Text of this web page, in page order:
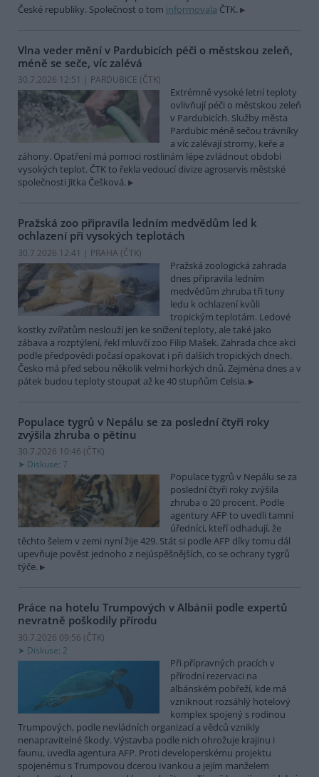
České republiky. Společnost o tom informovala ČTK.
Vlna veder mění v Pardubicích péči o městskou zeleň,
méně se seče, víc zalévá
30.7.2026 12:51 | PARDUBICE (ČTK)
Extrémně vysoké letní teploty
ovlivňují péči o městskou zeleň
v Pardubicích. Služby města
Pardubic méně sečou trávníky
a víc zalévají stromy, keře a
záhony. Opatření má pomoci rostlinám lépe zvládnout období
vysokých teplot. ČTK to řekla vedoucí divize agroservis městské
společnosti Jitka Češková.
Pražská zoo připravila ledním medvědům led k
ochlazení při vysokých teplotách
30.7.2026 12:41 | PRAHA (ČTK)
Pražská zoologická zahrada
dnes připravila ledním
medvědům zhruba tři tuny
ledu k ochlazení kvůli
tropickým teplotám. Ledové
kostky zvířatům neslouží jen ke snížení teploty, ale také jako
zábava a rozptýlení, řekl mluvčí zoo Filip Mašek. Zahrada chce akci
podle předpovědi počasí opakovat i při dalších tropických dnech.
Česko má před sebou několik velmi horkých dnů. Zejména dnes a v
pátek budou teploty stoupat až ke 40 stupňům Celsia.
Populace tygrů v Nepálu se za poslední čtyři roky
zvýšila zhruba o pětinu
30.7.2026 10:46 (ČTK)
Diskuse: 7
Populace tygrů v Nepálu se za
poslední čtyři roky zvýšila
zhruba o 20 procent. Podle
agentury AFP to uvedli tamní
úředníci, kteří odhadují, že
těchto šelem v zemi nyní žije 429. Stát si podle AFP díky tomu dál
upevňuje pověst jednoho z nejúspěšnějších, co se ochrany tygrů
týče.
Práce na hotelu Trumpových v Albánii podle expertů
nevratně poškodily přírodu
30.7.2026 09:56 (ČTK)
Diskuse: 2
Při přípravných pracích v
přírodní rezervaci na
albánském pobřeží, kde má
vzniknout rozsáhlý hotelový
komplex spojený s rodinou
Trumpových, podle nevládních organizací a vědců vznikly
nenapravitelné škody. Výstavba podle nich ohrožuje krajinu i
faunu, uvedla agentura AFP. Proti developerskému projektu
spojenému s Trumpovou dcerou Ivankou a jejím manželem